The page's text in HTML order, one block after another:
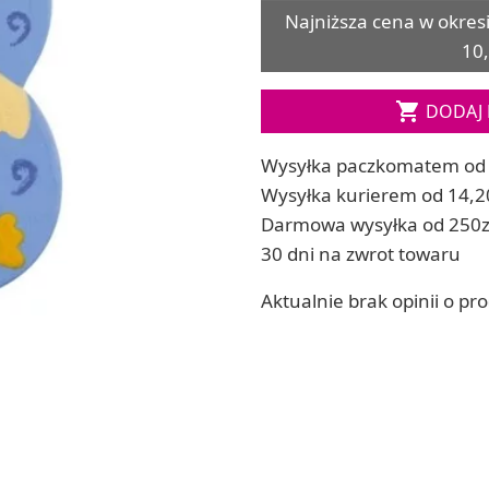
ręcznych
Soda, kwasek, formy do kul do kąpieli
Dodatki: barwniki i zapachy
Modelowanie dla dzieci
Najniższa cena w
 DODAJ
Wysyłka paczkomatem od
Wysyłka kurierem od
Darmowa wysyłka od
30 dni na zwrot towaru
Aktualnie brak opinii o